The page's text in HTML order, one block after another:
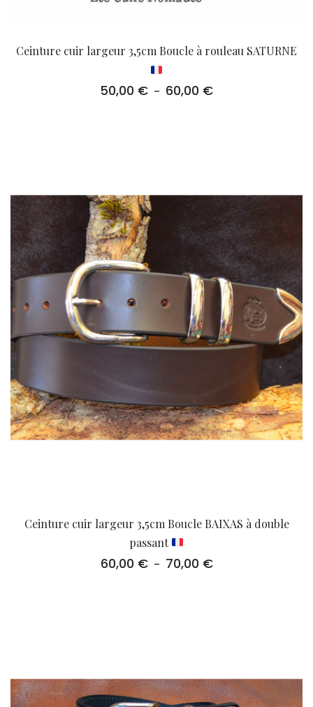
Ceinture cuir largeur 3,5cm Boucle à rouleau SATURNE
50,00 € – 60,00 €Plage
Ceinture cuir largeur 3,5cm Boucle BAIXAS à double
passant
60,00 € – 70,00 €Plage